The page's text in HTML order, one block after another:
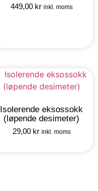
449,00 kr inkl. moms
Isolerende eksossokk
(løpende desimeter)
29,00 kr inkl. moms